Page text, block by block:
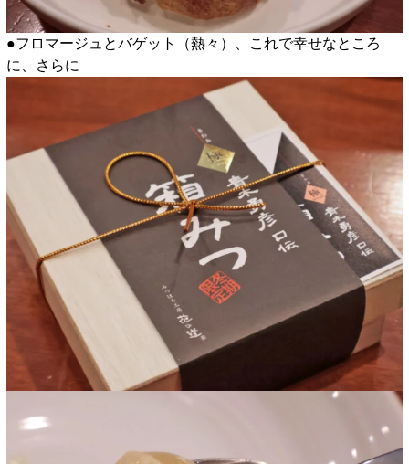
●フロマージュとバゲット（熱々）、これで幸せなところ
に、さらに